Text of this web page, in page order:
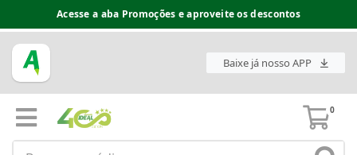
Acesse a aba Promoções e aproveite os descontos
Baixe já nosso APP
0